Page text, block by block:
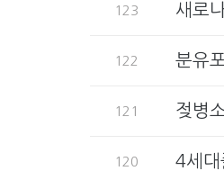
123 새로
122 분유
121 젖병
120 4세